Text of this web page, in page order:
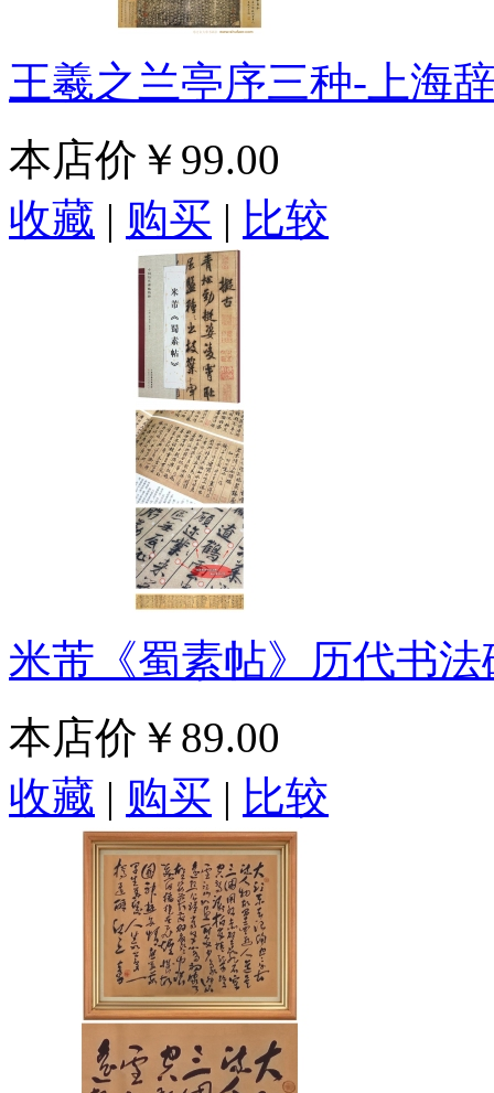
王羲之兰亭序三种-上海
本店价 ￥99.00
收藏 | 购买 | 比较
米芾《蜀素帖》历代书
本店价 ￥89.00
收藏 | 购买 | 比较